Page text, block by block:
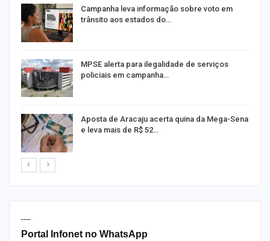
Campanha leva informação sobre voto em
trânsito aos estados do…
MPSE alerta para ilegalidade de serviços
policiais em campanha…
Aposta de Aracaju acerta quina da Mega-Sena
e leva mais de R$ 52…
----
Portal Infonet no WhatsApp